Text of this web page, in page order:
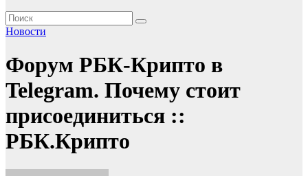
Новости
Форум РБК-Крипто в
Telegram. Почему стоит
присоединиться ::
РБК.Крипто